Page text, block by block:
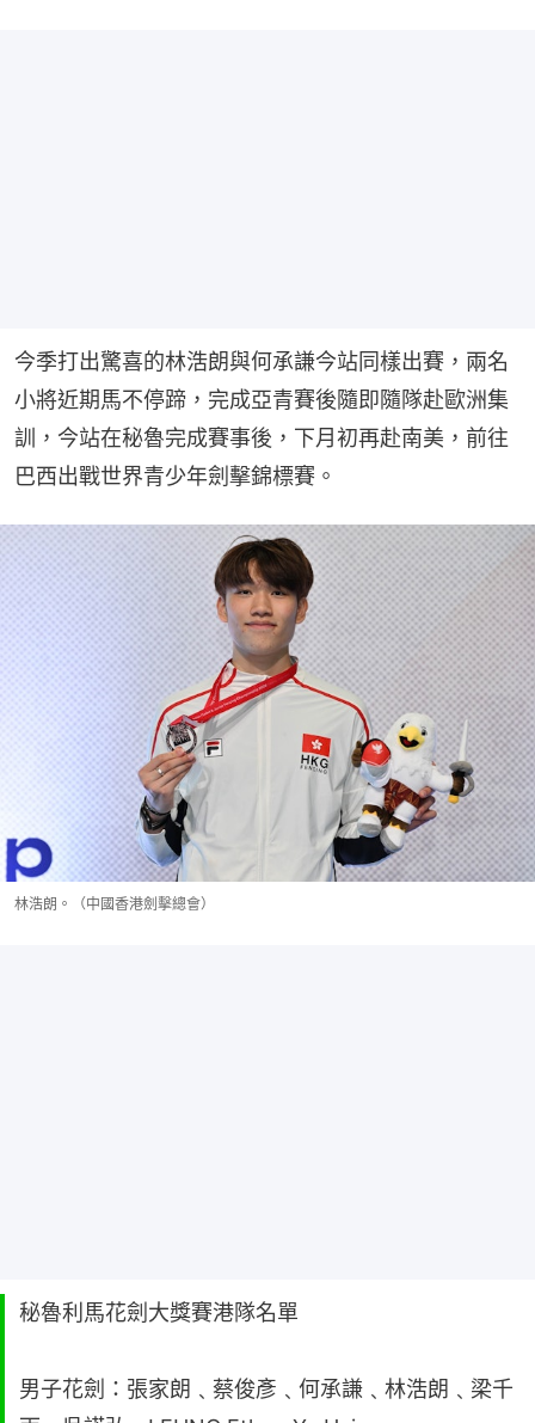
今季打出驚喜的林浩朗與何承謙今站同樣出賽，兩名
小將近期馬不停蹄，完成亞青賽後隨即隨隊赴歐洲集
訓，今站在秘魯完成賽事後，下月初再赴南美，前往
巴西出戰世界青少年劍擊錦標賽。
林浩朗。（中國香港劍擊總會）
秘魯利馬花劍大獎賽港隊名單
男子花劍：張家朗﹑蔡俊彥﹑何承謙﹑林浩朗﹑梁千